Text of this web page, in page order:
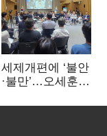
세제개편에 ‘불안
·불만’…오세훈
더 힘들어질 것"